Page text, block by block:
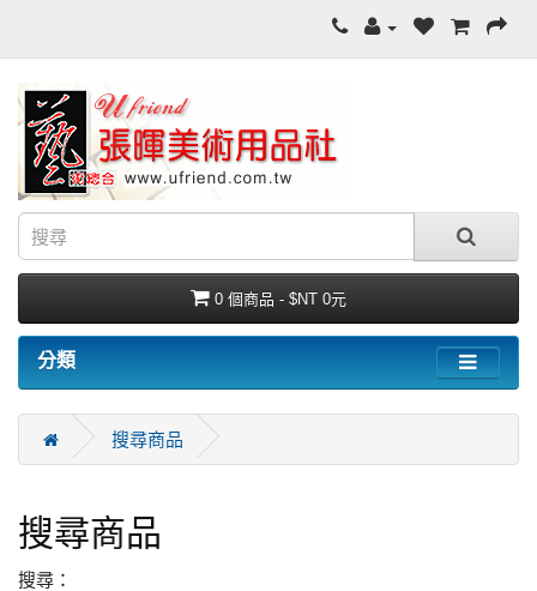
0 個商品 - $NT 0元
分類
搜尋商品
搜尋商品
搜尋：